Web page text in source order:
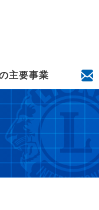
主要事業